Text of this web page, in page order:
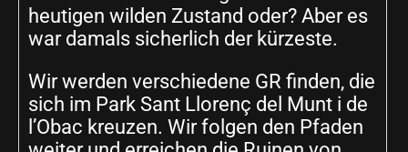
heutigen wilden Zustand oder? Aber es
war damals sicherlich der kürzeste.
Wir werden verschiedene GR finden, die
sich im Park Sant Llorenç del Munt i de
l’Obac kreuzen. Wir folgen den Pfaden